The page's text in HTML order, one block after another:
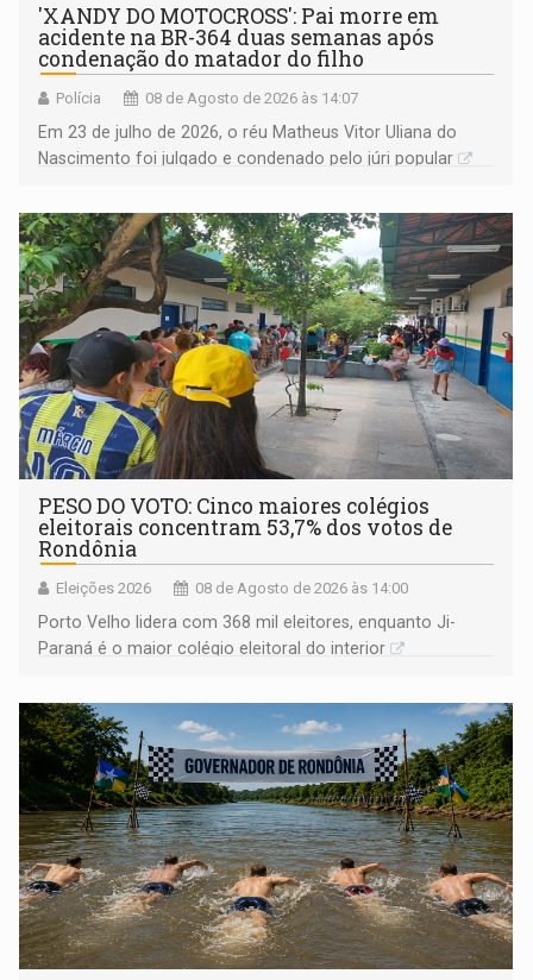
'XANDY DO MOTOCROSS': Pai morre em
acidente na BR-364 duas semanas após
condenação do matador do filho
Polícia 08 de Agosto de 2026 às 14:07
Em 23 de julho de 2026, o réu Matheus Vitor Uliana do
Nascimento foi julgado e condenado pelo júri popular
PESO DO VOTO: Cinco maiores colégios
eleitorais concentram 53,7% dos votos de
Rondônia
Eleições 2026 08 de Agosto de 2026 às 14:00
Porto Velho lidera com 368 mil eleitores, enquanto Ji-
Paraná é o maior colégio eleitoral do interior